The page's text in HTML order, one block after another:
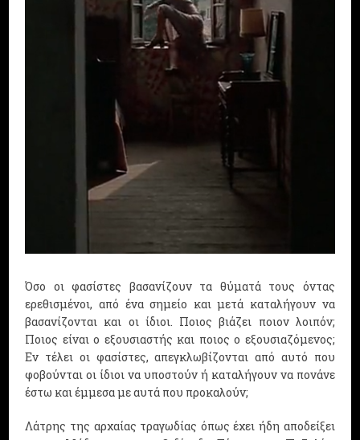
Όσο οι φασίστες βασανίζουν τα θύματά τους όντας
ερεθισμένοι, από ένα σημείο και μετά καταλήγουν να
βασανίζονται και οι ίδιοι. Ποιος βιάζει ποιον λοιπόν;
Ποιος είναι ο εξουσιαστής και ποιος ο εξουσιαζόμενος;
Εν τέλει οι φασίστες, απεγκλωβίζονται από αυτό που
φοβούνται οι ίδιοι να υποστούν ή καταλήγουν να πονάνε
έστω και έμμεσα με αυτά που προκαλούν;
Λάτρης της αρχαίας τραγωδίας όπως έχει ήδη αποδείξει